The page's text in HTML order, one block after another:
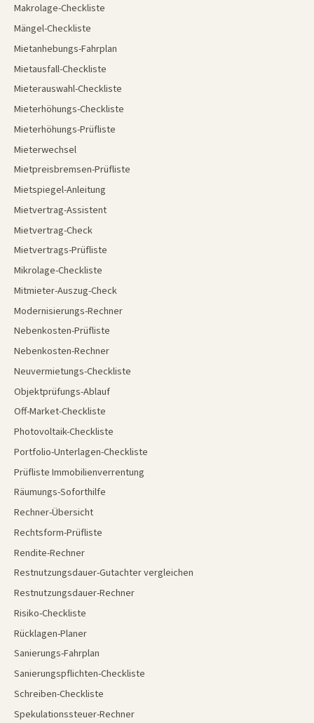
Makrolage-Checkliste
Mängel-Checkliste
Mietanhebungs-Fahrplan
Mietausfall-Checkliste
Mieterauswahl-Checkliste
Mieterhöhungs-Checkliste
Mieterhöhungs-Prüfliste
Mieterwechsel
Mietpreisbremsen-Prüfliste
Mietspiegel-Anleitung
Mietvertrag-Assistent
Mietvertrag-Check
Mietvertrags-Prüfliste
Mikrolage-Checkliste
Mitmieter-Auszug-Check
Modernisierungs-Rechner
Nebenkosten-Prüfliste
Nebenkosten-Rechner
Neuvermietungs-Checkliste
Objektprüfungs-Ablauf
Off-Market-Checkliste
Photovoltaik-Checkliste
Portfolio-Unterlagen-Checkliste
Prüfliste Immobilienverrentung
Räumungs-Soforthilfe
Rechner-Übersicht
Rechtsform-Prüfliste
Rendite-Rechner
Restnutzungsdauer-Gutachter vergleichen
Restnutzungsdauer-Rechner
Risiko-Checkliste
Rücklagen-Planer
Sanierungs-Fahrplan
Sanierungspflichten-Checkliste
Schreiben-Checkliste
Spekulationssteuer-Rechner